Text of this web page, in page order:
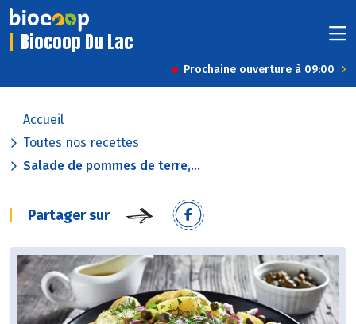
Biocoop Du Lac
Prochaine ouverture à 09:00
Accueil
Toutes nos recettes
Salade de pommes de terre,...
Partager sur